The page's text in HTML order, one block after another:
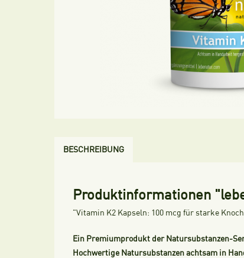
BESCHREIBUNG
Produktinformationen
"Vitamin K2 Kapseln: 100 mcg für starke
Ein Premiumprodukt der Natursubstanzen-
Hochwertige Natursubstanzen achtsam in